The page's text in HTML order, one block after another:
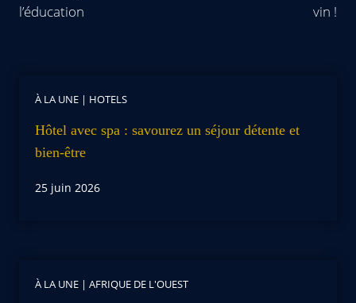
l’éducation
vin !
À LA UNE | HOTELS
Hôtel avec spa : savourez un séjour détente et
bien-être
25 juin 2026
À LA UNE | AFRIQUE DE L'OUEST